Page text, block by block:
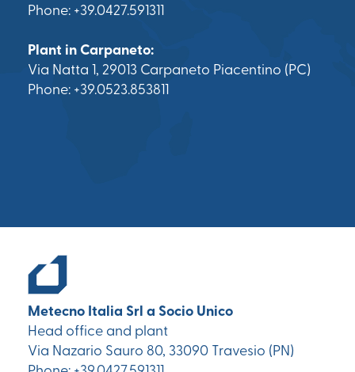
Phone: +39.0427.591311
Plant in Carpaneto:
Via Natta 1, 29013 Carpaneto Piacentino (PC)
Phone: +39.0523.853811
Metecno Italia Srl a Socio Unico
Head office and plant
Via Nazario Sauro 80, 33090 Travesio (PN)